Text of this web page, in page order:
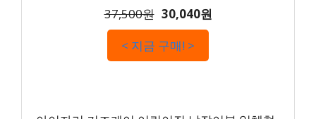
37,500원 30,040원
< 지금 구매! >